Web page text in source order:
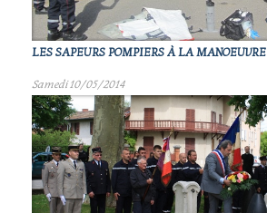
LES SAPEURS POMPIERS À LA MANOEUVRE
Samedi 10/05/2014